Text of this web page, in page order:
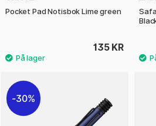
Pocket Pad Notisbok Lime green
135 KR
30%